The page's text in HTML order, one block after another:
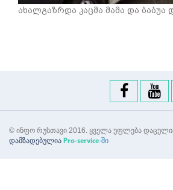
ახალგაზრდა კაცმა მამა და ბაბუა
© ინფო რუსთავი 2016. ყველა უფლება
დამზადებულია Pro-service-ში